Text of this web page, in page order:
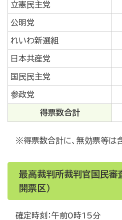
立憲民主党
公明党
れいわ新選組
日本共産党
国民民主党
参政党
得票数合計
※得票数合計に、無効票等は
最高裁判所裁判官国民審
開票区）
確定時刻：午前0時15分